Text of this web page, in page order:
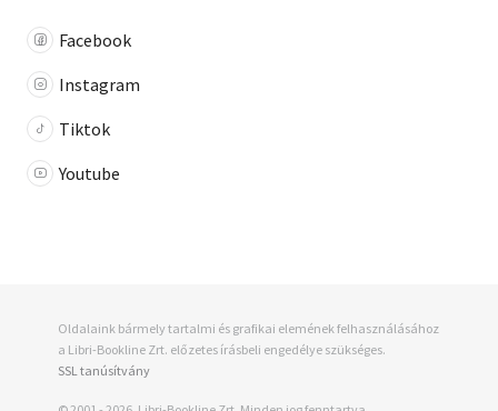
Facebook
Instagram
Tiktok
Youtube
Oldalaink bármely tartalmi és grafikai elemének felhasználásához
a Libri-Bookline Zrt. előzetes írásbeli engedélye szükséges.
SSL tanúsítvány